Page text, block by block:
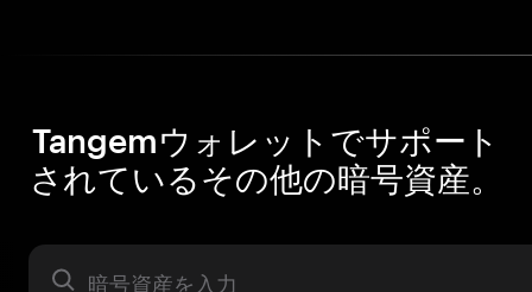
Tangemウォレットでサポート
されているその他の暗号資産。
暗号資産